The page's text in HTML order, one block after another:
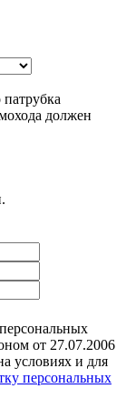
должен
от 27.07.2006
условиях и для
персональных